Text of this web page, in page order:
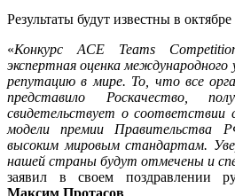
Результаты будут известны в
«Конкурс ACE Teams
экспертная оценка
репутацию в мире. То, что все
представило Роскачество,
свидетельствует о соответствии
модели премии Правительства
высоким мировым стандартам.
нашей страны будут отмечены и
заявил в своем поздравлении
Максим Протасов